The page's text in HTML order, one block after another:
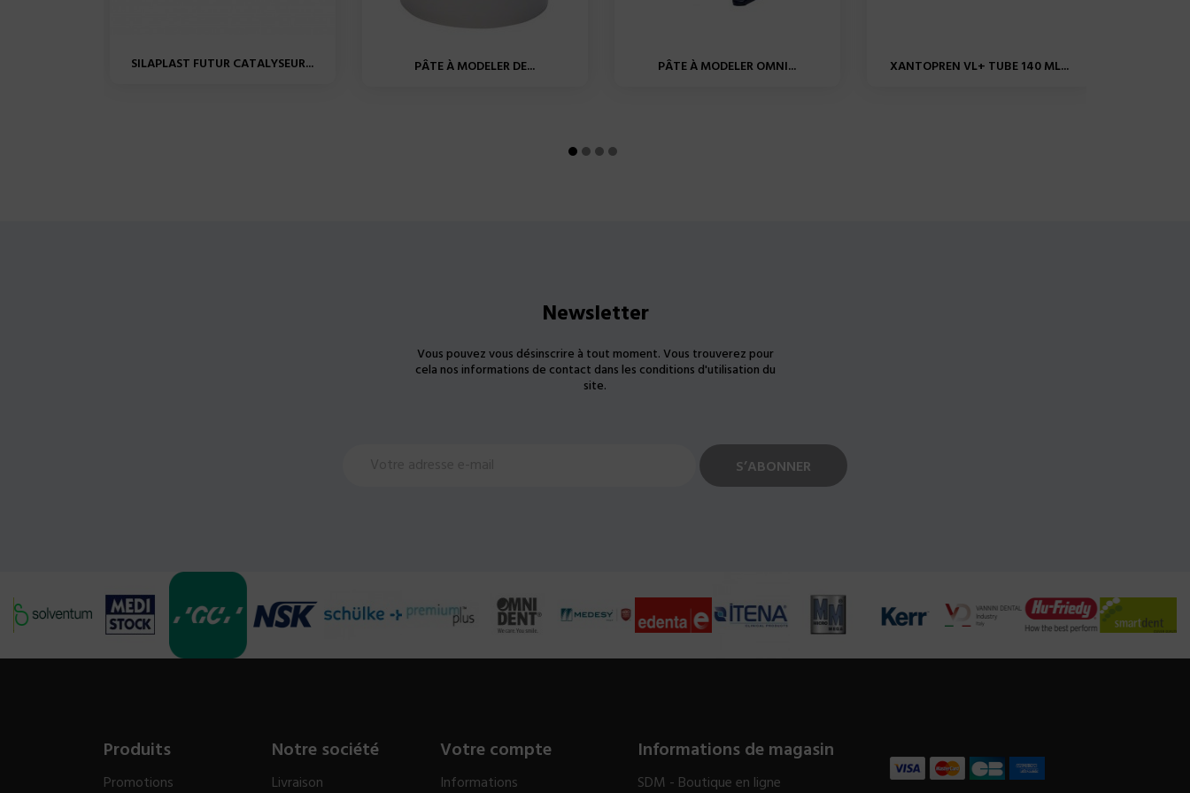
SILAPLAST FUTUR CATALYSEUR... PÂTE À MODELER DE... PÂTE À MODELER OMNI... XANTOPREN VL+ TUBE 140 ML...
Newsletter
Vous pouvez vous désinscrire à tout moment. Vous trouverez pour
cela nos informations de contact dans les conditions d'utilisation du
site.
Produits
Promotions
Notre société
Livraison
Votre compte
Informations
Informations de magasin
SDM - Boutique en ligne